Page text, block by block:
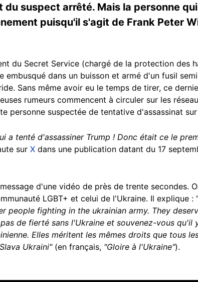
suspect arrêté. Mais la personne
puisqu'il s'agit de Frank Peter
du Secret Service (chargé de la protection des
embusqué dans un buisson et armé d'un fusil
Sans même avoir eu le temps de tirer, ce
rumeurs commencent à circuler sur les
personne suspectée de tentative d'assassinat
a tenté d'assassiner Trump ! Donc était ce le
sur X dans une publication datant du 17
d'une vidéo de près de trente secondes.
LGBT+ et celui de l'Ukraine. Il explique :
people fighting in the ukrainian army. They
de fierté sans l'Ukraine et souvenez-vous qu'il
Elles méritent les mêmes droits que tous
Ukraini" (en français, "Gloire à l'Ukraine").